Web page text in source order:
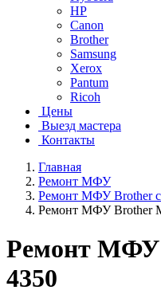
HP
Canon
Brother
Samsung
Xerox
Pantum
Ricoh
Цены
Выезд мастера
Контакты
Главная
Ремонт МФУ
Ремонт МФУ Brother
Ремонт МФУ Brother
Ремонт МФУ
4350